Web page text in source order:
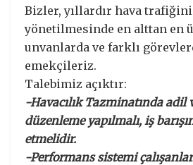
Bizler, yıllardır hava
yönetilmesinde en alttan en
unvanlarda ve farklı
emekçileriz.
Talebimiz açıktır:
-Havacılık Tazminatında adil
düzenleme yapılmalı, iş
etmelidir.
-Performans sistemi